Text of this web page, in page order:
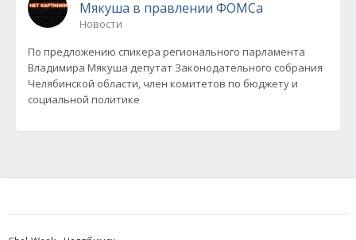
Мякуша в правлении ФОМСа
Новости
По предложению спикера регионального парламента
Владимира Мякуша депутат Законодательного собрания
Челябинской области, член комитетов по бюджету и
социальной политике